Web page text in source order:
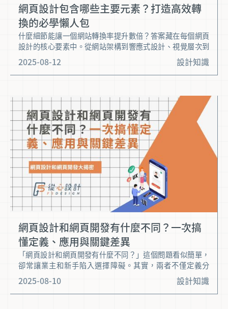
網頁設計包含哪些主要元素？打造高效轉
換的必學懶人包
什麼細節能讓一個網站轉換率提升數倍？答案藏在每個網頁
設計的核心要素中。從網站架構到響應式設計、視覺層次到
SEO友好度，少了哪一環都可能讓訪客悄悄流失。 本篇懶人
包將拆解「網頁設計包含哪些主要元素？」這個關鍵問題，
帶你精準掌握打造高效網站的必備攻略。讓我們深入看看，
2025-08-12 設計知識
網頁設計和網頁開發有什麼不同？一次搞
懂定義、應用與關鍵差異
「網頁設計和網頁開發有什麼不同？」這個問題看似簡單，
卻常讓業主和新手陷入選擇障礙。其實，兩者不僅定義分
明，工作內容、技能需求與成效呈現都各具特色。 全面剖析
這兩大領域，讓你一次搞懂關鍵差異、應用場景與最佳合作
方式，為網站需求或職涯規劃找到最合適的答案。讓我們深
2025-08-10 設計知識